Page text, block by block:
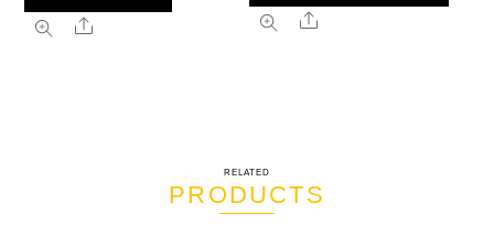
Share
Share
RELATED
PRODUCTS